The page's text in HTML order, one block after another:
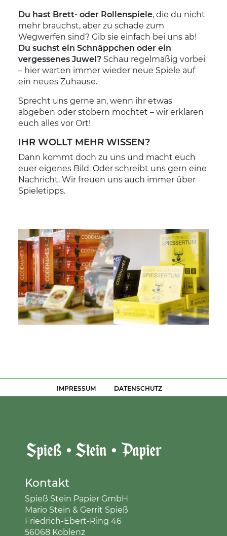
Du hast Brett- oder Rollenspiele, die du nicht
mehr brauchst, aber zu schade zum
Wegwerfen sind? Gib sie einfach bei uns ab!
Du suchst ein Schnäppchen oder ein
vergessenes Juwel? Schau regelmäßig vorbei
– hier warten immer wieder neue Spiele auf
ein neues Zuhause.
Sprecht uns gerne an, wenn ihr etwas
abgeben oder stöbern möchtet – wir erklären
euch alles vor Ort!
IHR WOLLT MEHR WISSEN?
Dann kommt doch zu uns und macht euch
euer eigenes Bild. Oder schreibt uns gern eine
Nachricht. Wir freuen uns auch immer über
Spieletipps.
IMPRESSUM DATENSCHUTZ
Kontakt
Spieß Stein Papier GmbH
Mario Stein & Gerrit Spieß
Friedrich-Ebert-Ring 46
56068 Koblenz